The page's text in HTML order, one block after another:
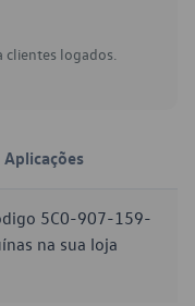
clientes logados.
Aplicações
5C0-907-159-
na sua loja